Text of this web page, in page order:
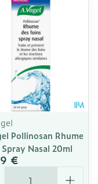
Pollinosan Rhume
Spray Nasal 20ml
€